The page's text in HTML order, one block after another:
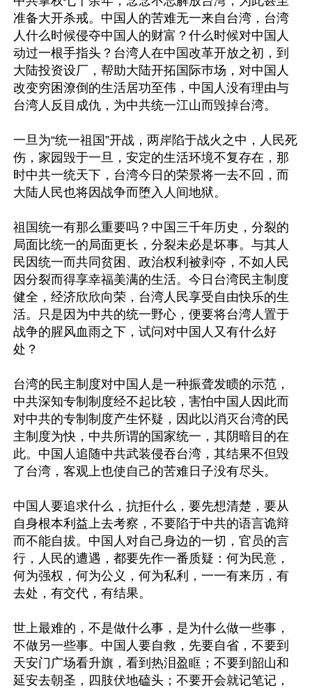
准备大开杀戒。中国人的苦难无一来自台湾，台湾
人什么时候侵夺中国人的财富？什么时候对中国人
动过一根手指头？台湾人在中国改革开放之初，到
大陆投资设厂，帮助大陆开拓国际巿场，对中国人
改变穷困潦倒的生活居功至伟，中国人没有理由与
台湾人反目成仇，为中共统一江山而毁掉台湾。
一旦为“统一祖国”开战，两岸陷于战火之中，人民死
伤，家园毁于一旦，安定的生活环境不复存在，那
时中共一统天下，台湾今日的荣景将一去不回，而
大陆人民也将因战争而堕入人间地狱。
祖国统一有那么重要吗？中国三千年历史，分裂的
局面比统一的局面更长，分裂未必是坏事。与其人
民因统一而共同贫困、政治权利被剥夺，不如人民
因分裂而得享幸福美满的生活。今日台湾民主制度
健全，经济欣欣向荣，台湾人民享受自由快乐的生
活。只是因为中共的统一野心，便要将台湾人置于
战争的腥风血雨之下，试问对中国人又有什么好
处？
台湾的民主制度对中国人是一种振聋发瞆的示范，
中共深知专制制度经不起比较，害怕中国人因此而
对中共的专制制度产生怀疑，因此以消灭台湾的民
主制度为快，中共所谓的国家统一，其阴暗目的在
此。中国人追随中共武装侵吞台湾，其结果不但毁
了台湾，客观上也使自己的苦难日子没有尽头。
中国人要追求什么，抗拒什么，要先想清楚，要从
自身根本利益上去考察，不要陷于中共的语言诡辩
而不能自拔。中国人对自己身边的一切，官员的言
行，人民的遭遇，都要先作一番质疑：何为民意，
何为强权，何为公义，何为私利，一一有来历，有
去处，有交代，有结果。
世上最难的，不是做什么事，是为什么做一些事，
不做另一些事。中国人要自救，先要自省，不要到
天安门广场看升旗，看到热泪盈眶；不要到韶山和
延安去朝圣，四肢伏地磕头；不要开会就记笔记，